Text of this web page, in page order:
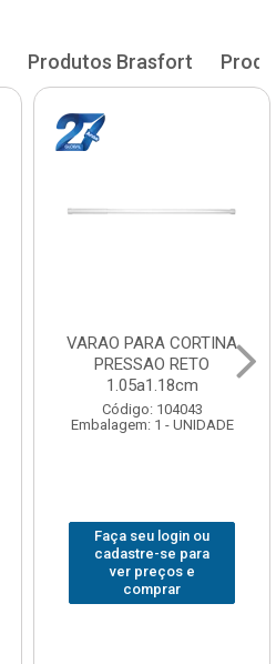
Produtos Brasfort
VARAO PARA CORTINA
PRESSAO RETO
1.05a1.18cm
Código: 104043
Embalagem: 1 - UNIDADE
Faça seu login ou
cadastre-se para
ver preços e
comprar